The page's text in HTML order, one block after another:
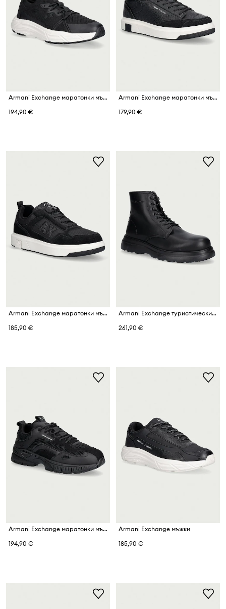
Armani Exchange маратонки мъжки
194,90 €
Armani Exchange маратонки мъжки
179,90 €
Armani Exchange маратонки мъжки
185,90 €
Armani Exchange туристически обувки мъжки от кожа
261,90 €
Armani Exchange маратонки мъжки
194,90 €
Armani Exchange мъжки
185,90 €